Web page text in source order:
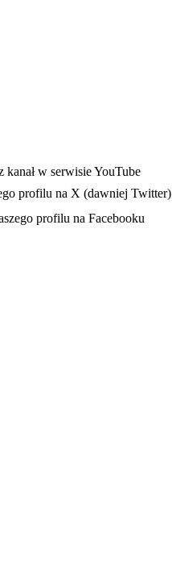
nowej karcie
kanał w serwisie YouTube
profilu na X (dawniej Twitter)
w nowej karcieprofilu na Facebooku